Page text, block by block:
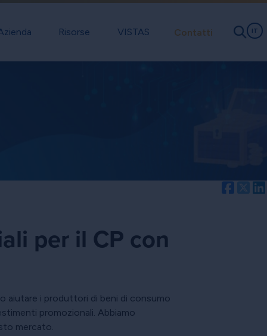
IT
Risorse VISTAS Contatti
per il CP con
aiutare i produttori di beni di consumo
promozionali. Abbiamo
mercato.